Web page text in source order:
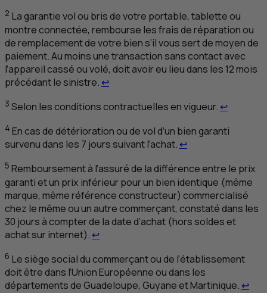
2 La garantie vol ou bris de votre portable, tablette ou
montre connectée, rembourse les frais de réparation ou
de remplacement de votre bien s’il vous sert de moyen de
paiement. Au moins une transaction sans contact avec
l’appareil cassé ou volé, doit avoir eu lieu dans les 12 mois
précédant le sinistre. ↩Retour au renvoi 2
3 Selon les conditions contractuelles en vigueur. ↩Retour
4 En cas de détérioration ou de vol d’un bien garanti
survenu dans les 7 jours suivant l’achat. ↩Retour au renvoi 4
5 Remboursement à l’assuré de la différence entre le prix
garanti et un prix inférieur pour un bien identique (même
marque, même référence constructeur) commercialisé
chez le même ou un autre commerçant, constaté dans les
30 jours à compter de la date d’achat (hors soldes et
achat sur internet). ↩Retour au renvoi 5
6 Le siège social du commerçant ou de l’établissement
doit être dans l’Union Européenne ou dans les
départements de Guadeloupe, Guyane et Martinique. ↩